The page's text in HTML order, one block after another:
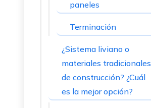
paneles
Terminación
¿Sistema liviano o
materiales tradicionales
de construcción? ¿Cuál
es la mejor opción?